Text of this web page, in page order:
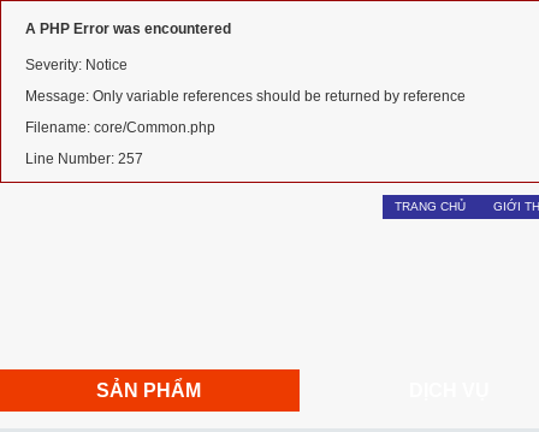
A PHP Error was encountered
Severity: Notice
Message: Only variable references should be returned by reference
Filename: core/Common.php
Line Number: 257
TRANG CHỦ GIỚI
SẢN PHẨM